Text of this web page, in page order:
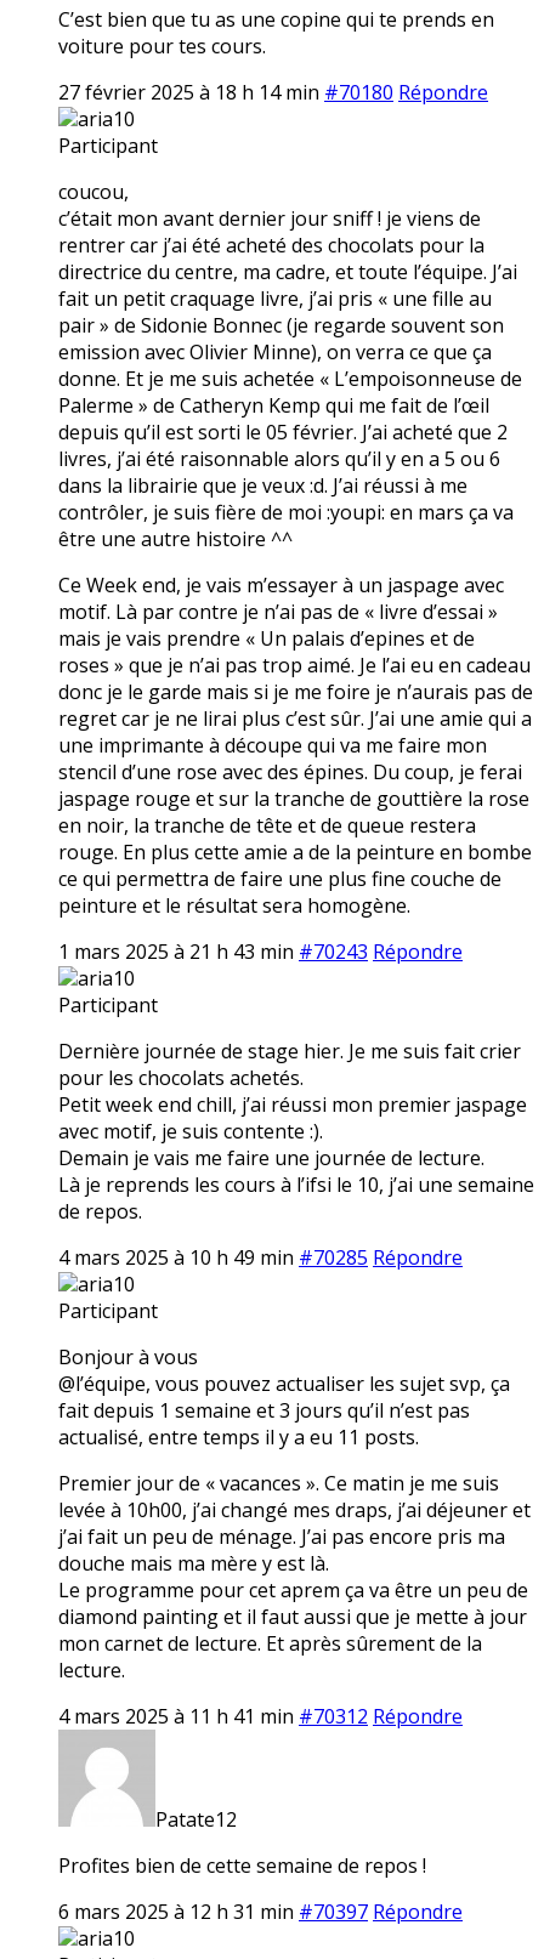
C’est bien que tu as une copine qui te prends en
voiture pour tes cours.
27 février 2025 à 18 h 14 min #70180 Répondre
aria10
Participant
coucou,
c’était mon avant dernier jour sniff ! je viens de
rentrer car j’ai été acheté des chocolats pour la
directrice du centre, ma cadre, et toute l’équipe. J’ai
fait un petit craquage livre, j’ai pris « une fille au
pair » de Sidonie Bonnec (je regarde souvent son
emission avec Olivier Minne), on verra ce que ça
donne. Et je me suis achetée « L’empoisonneuse de
Palerme » de Catheryn Kemp qui me fait de l’œil
depuis qu’il est sorti le 05 février. J’ai acheté que 2
livres, j’ai été raisonnable alors qu’il y en a 5 ou 6
dans la librairie que je veux :d. J’ai réussi à me
contrôler, je suis fière de moi :youpi: en mars ça va
être une autre histoire ^^
Ce Week end, je vais m’essayer à un jaspage avec
motif. Là par contre je n’ai pas de « livre d’essai »
mais je vais prendre « Un palais d’epines et de
roses » que je n’ai pas trop aimé. Je l’ai eu en cadeau
donc je le garde mais si je me foire je n’aurais pas de
regret car je ne lirai plus c’est sûr. J’ai une amie qui a
une imprimante à découpe qui va me faire mon
stencil d’une rose avec des épines. Du coup, je ferai
jaspage rouge et sur la tranche de gouttière la rose
en noir, la tranche de tête et de queue restera
rouge. En plus cette amie a de la peinture en bombe
ce qui permettra de faire une plus fine couche de
peinture et le résultat sera homogène.
1 mars 2025 à 21 h 43 min #70243 Répondre
aria10
Participant
Dernière journée de stage hier. Je me suis fait crier
pour les chocolats achetés.
Petit week end chill, j’ai réussi mon premier jaspage
avec motif, je suis contente :).
Demain je vais me faire une journée de lecture.
Là je reprends les cours à l’ifsi le 10, j’ai une semaine
de repos.
4 mars 2025 à 10 h 49 min #70285 Répondre
aria10
Participant
Bonjour à vous
@l’équipe, vous pouvez actualiser les sujet svp, ça
fait depuis 1 semaine et 3 jours qu’il n’est pas
actualisé, entre temps il y a eu 11 posts.
Premier jour de « vacances ». Ce matin je me suis
levée à 10h00, j’ai changé mes draps, j’ai déjeuner et
j’ai fait un peu de ménage. J’ai pas encore pris ma
douche mais ma mère y est là.
Le programme pour cet aprem ça va être un peu de
diamond painting et il faut aussi que je mette à jour
mon carnet de lecture. Et après sûrement de la
lecture.
4 mars 2025 à 11 h 41 min #70312 Répondre
Patate12
Profites bien de cette semaine de repos !
6 mars 2025 à 12 h 31 min #70397 Répondre
aria10